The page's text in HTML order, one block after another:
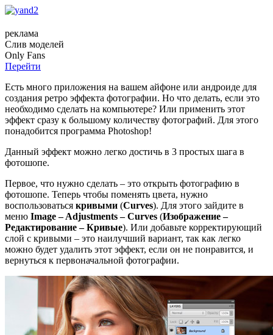
реклама
Слив моделей
Only Fans
Перейти
Есть много приложения на вашем айфоне или андроиде для
создания ретро эффекта фотографии. Но что делать, если это
необходимо сделать на компьютере? Или применить этот
эффект сразу к большому количеству фотографий. Для этого
понадобится программа Photoshop!
Данный эффект можно легко достичь в 3 простых шага в
фотошопе.
Первое, что нужно сделать – это открыть фотографию в
фотошопе. Теперь чтобы поменять цвета, нужно
воспользоваться кривыми (Curves). Для этого зайдите в
меню Image – Adjustments – Curves (Изображение –
Редактирование – Кривые). Или добавьте корректирующий
слой с кривыми – это наилучший вариант, так как легко
можно будет удалить этот эффект, если он не понравится, и
вернуться к первоначальной фотографии.